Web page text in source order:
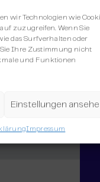
wir Technologien wie
zuzugreifen. Wenn Sie
das Surfverhalten oder
Sie Ihre Zustimmung nicht
und Funktionen
Einstellungen
Impressum